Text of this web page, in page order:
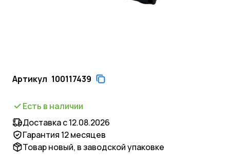
Артикул 100117439
Есть в наличии
Доставка с 12.08.2026
Гарантия 12 месяцев
Товар новый, в заводской упаковке